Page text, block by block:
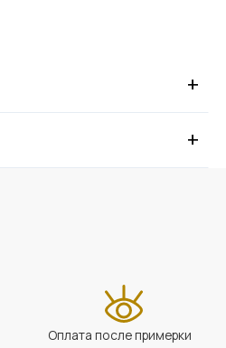
+
+
Оплата после примерки